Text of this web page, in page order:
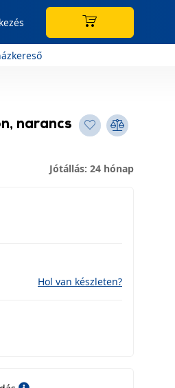
narancs
Jótállás: 24 hónap
Hol van készleten?